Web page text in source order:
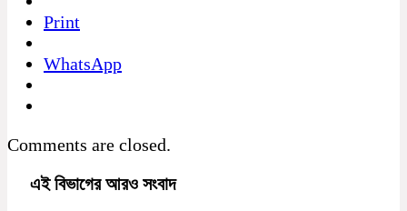
Print
WhatsApp
Comments are closed.
এই বিভাগের আরও সংবাদ